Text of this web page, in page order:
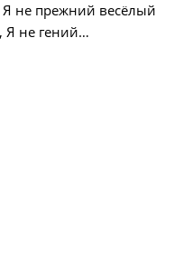
не прежний весёлый
Я не гений…